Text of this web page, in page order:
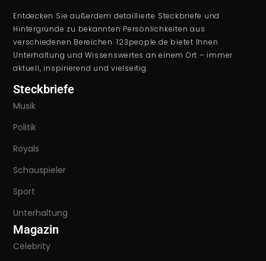
Entdecken Sie außerdem detaillierte Steckbriefe und
Hintergründe zu bekannten Persönlichkeiten aus
verschiedenen Bereichen. 123people.de bietet Ihnen
Unterhaltung und Wissenswertes an einem Ort – immer
aktuell, inspirierend und vielseitig.
Steckbriefe
Musik
Politik
Royals
Schauspieler
Sport
Unterhaltung
Magazin
Celebrity